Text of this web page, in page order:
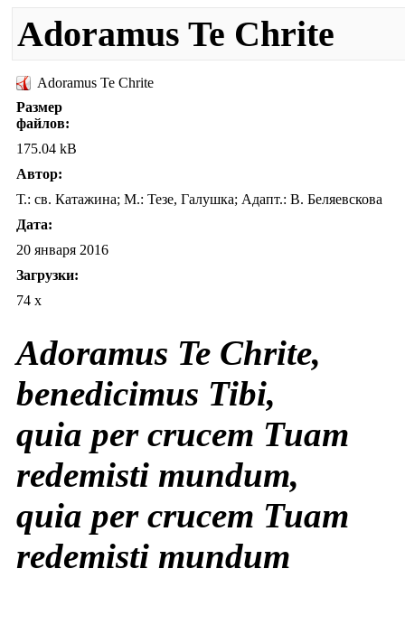
Adoramus Te Chrite
Adoramus Te Chrite
Размер
файлов:
175.04 kB
Автор:
Т.: св. Катажина; М.: Teзе, Галушка; Адапт.: В. Беляевскова
Дата:
20 января 2016
Загрузки:
74 x
Adoramus Te Chrite,
benedicimus Tibi,
quia per crucem Tuam
redemisti mundum,
quia per crucem Tuam
redemisti mundum